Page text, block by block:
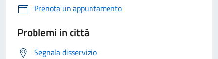
Prenota un appuntamento
Problemi in città
Segnala disservizio